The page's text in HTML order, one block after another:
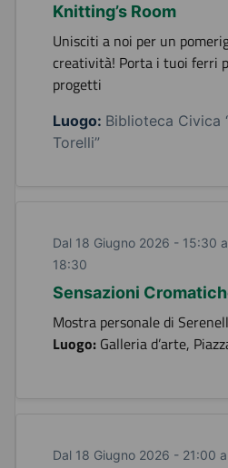
Knitting’s Room
Unisciti a noi per un
creatività! Porta i tuoi ferri
progetti
Luogo: Biblioteca Civica
Torelli”
Dal 18 Giugno 2026 - 15:30
18:30
Sensazioni
Mostra personale di
Luogo: Galleria d’arte,
Dal 18 Giugno 2026 - 21:00